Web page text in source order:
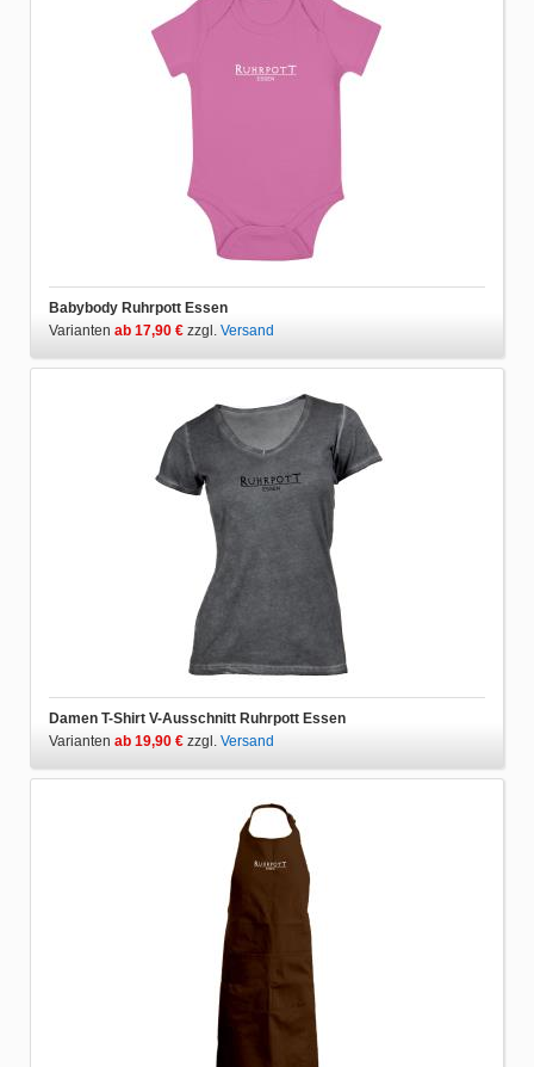
Babybody Ruhrpott Essen
Varianten ab 17,90 € zzgl. Versand
Damen T-Shirt V-Ausschnitt Ruhrpott Essen
Varianten ab 19,90 € zzgl. Versand